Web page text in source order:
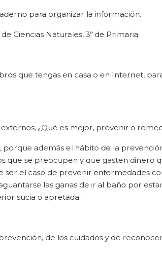
para organizar la información.
Ciencias Naturales, 3º de Primaria.
que tengas en casa o en Internet,
¿Qué es mejor, prevenir o
además el hábito de la
que se preocupen y que gasten dinero
ser el caso de prevenir enfermedades
las ganas de ir al baño por
sucia o apretada.
de los cuidados y de